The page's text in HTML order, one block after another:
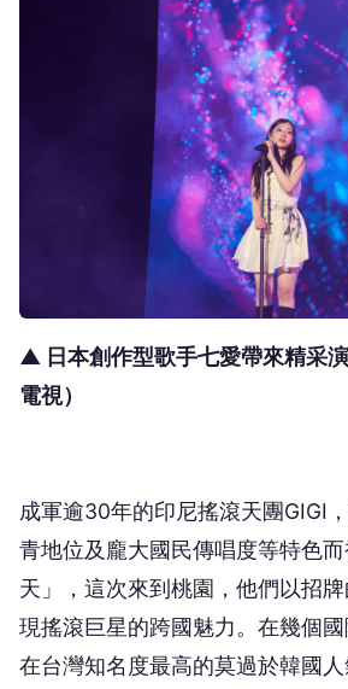
▲ 日本創作型歌手七愛帶來精采
電視）
成軍逾30年的印尼搖滾天團GIGI ，
青地位及龐大國民傳唱度等特色而
天」，這次來到桃園，他們以招牌
現搖滾巨星的跨國魅力。在幾個國
在台灣知名度最高的莫過於韓國